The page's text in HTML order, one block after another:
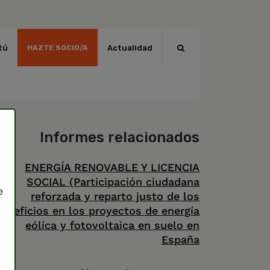
HAZTE SOCIO/A Actualidad
Informes relacionados
ENERGÍA RENOVABLE Y LICENCIA
SOCIAL (Participación ciudadana
reforzada y reparto justo de los
en los proyectos de energía
eólica y fotovoltaica en suelo en
España